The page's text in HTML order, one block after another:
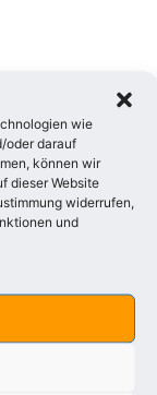
wie
oder darauf
können wir
dieser Website
widerrufen,
und
der